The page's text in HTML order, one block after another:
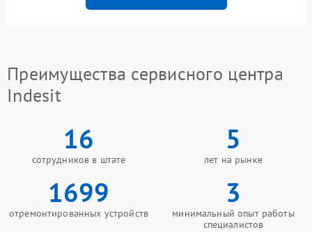
Преимущества сервисного центра
Indesit
16
сотрудников в штате
5
лет на рынке
1699
отремонтированных устройств
3
минимальный опыт работы
специалистов